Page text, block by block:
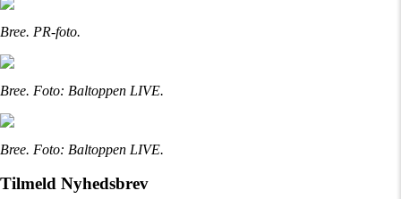
Bree. PR-foto.
Bree. Foto: Baltoppen LIVE.
Bree. Foto: Baltoppen LIVE.
Tilmeld Nyhedsbrev